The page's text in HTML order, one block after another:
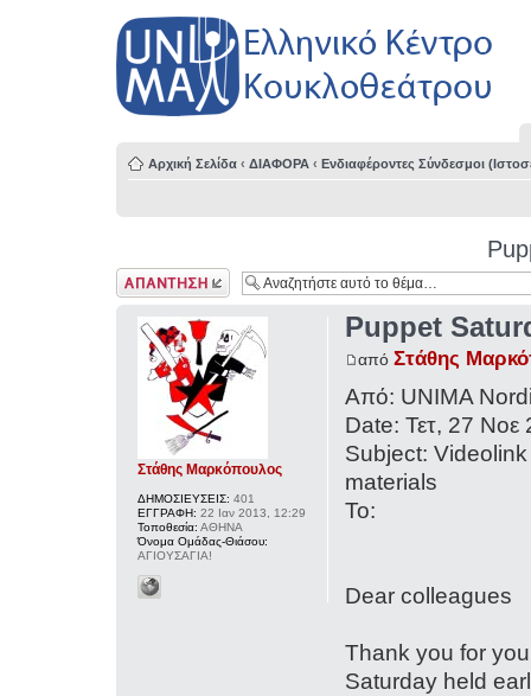
Αρχική Σελίδα ‹ ΔΙΑΦΟΡΑ ‹ Ενδιαφέροντες Σύνδεσμοι
Δημιουργία
απάντησης
Puppet
απόΣτάθης
Από: UNIMA
Date: Τετ, 27
Subject:
materials
To:
Dear colleagues
Thank you for
Saturday held
Στάθης Μαρκόπουλος
ΔΗΜΟΣΙΕΥΣΕΙΣ: 401
ΕΓΓΡΑΦΗ: 22 Ιαν 2013, 12:29
Τοποθεσία: ΑΘΗΝΑ
Όνομα Ομάδας-Θιάσου:
ΑΓΙΟΥΣΑΓΙΑ!